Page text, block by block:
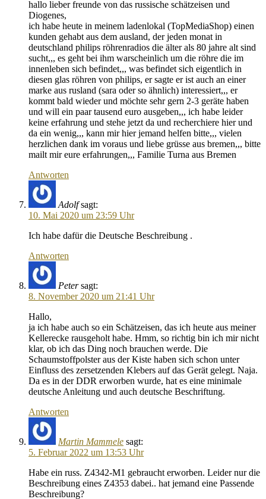
hallo lieber freunde von das russische schätzeisen und
Diogenes,
ich habe heute in meinem ladenlokal (TopMediaShop) einen
kunden gehabt aus dem ausland, der jeden monat in
deutschland philips röhrenradios die älter als 80 jahre alt sind
sucht,,, es geht bei ihm warscheinlich um die röhre die im
innenleben sich befindet,,, was befindet sich eigentlich in
diesen glas röhren von philips, er sagte er ist auch an einer
marke aus rusland (sara oder so ähnlich) interessiert,,, er
kommt bald wieder und möchte sehr gern 2-3 geräte haben
und will ein paar tausend euro ausgeben,,, ich habe leider
keine erfahrung und stehe jetzt da und recherchiere hier und
da ein wenig,,, kann mir hier jemand helfen bitte,,, vielen
herzlichen dank im voraus und liebe grüsse aus bremen,,, bitte
mailt mir eure erfahrungen,,, Familie Turna aus Bremen
Antworten
Adolf sagt:
10. Mai 2020 um 23:59 Uhr
Ich habe dafür die Deutsche Beschreibung .
Antworten
Peter sagt:
8. November 2020 um 21:41 Uhr
Hallo,
ja ich habe auch so ein Schätzeisen, das ich heute aus meiner
Kellerecke rausgeholt habe. Hmm, so richtig bin ich mir nicht
klar, ob ich das Ding noch brauchen werde. Die
Schaumstoffpolster aus der Kiste haben sich schon unter
Einfluss des zersetzenden Klebers auf das Gerät gelegt. Naja.
Da es in der DDR erworben wurde, hat es eine minimale
deutsche Anleitung und auch deutsche Beschriftung.
Antworten
Martin Mammele sagt:
5. Februar 2022 um 13:53 Uhr
Habe ein russ. Z4342-M1 gebraucht erworben. Leider nur die
Beschreibung eines Z4353 dabei.. hat jemand eine Passende
Beschreibung?